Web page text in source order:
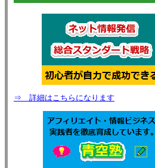
⇒ 詳細はこちらになります